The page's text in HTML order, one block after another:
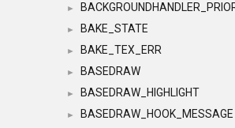
►
► BAKE_STATE
► BAKE_TEX_ERR
► BASEDRAW
► BASEDRAW_HIGHLIGHT
► BASEDRAW_HOOK_MESSAGE